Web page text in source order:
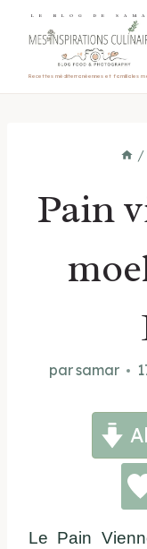
LE BLOG DE
Recettes méditerranéennes et familiales
/
Pain
parsamar
Le Pain